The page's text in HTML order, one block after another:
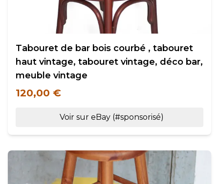
Tabouret de bar bois courbé , tabouret
haut vintage, tabouret vintage, déco bar,
meuble vintage
120,00 €
Voir sur eBay (#sponsorisé)